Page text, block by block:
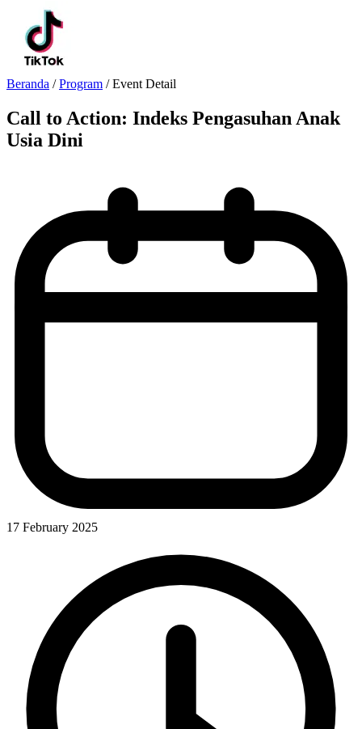
Beranda / Program / Event Detail
Call to Action: Indeks Pengasuhan Anak
Usia Dini
17 February 2025